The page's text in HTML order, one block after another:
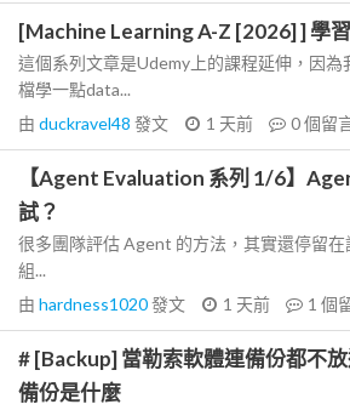
[Machine Learning A-Z [2026] ] 學
這個系列文章是Udemy上的課程延伸，因為
檔學一點data...
由 duckravel48 發文 1 天前 0個留
【Agent Evaluation 系列 1/6】
試？
很多團隊評估 Agent 的方法，其實還停留
組...
由 hardness1020發文 1 天前 1 個
# [Backup] 當勒索軟體連備份都不
備份是什麼